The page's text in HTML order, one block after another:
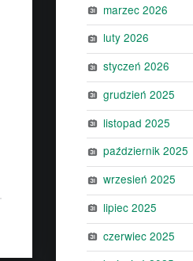
marzec 2026
luty 2026
styczeń 2026
grudzień 2025
listopad 2025
październik 2025
wrzesień 2025
lipiec 2025
czerwiec 2025